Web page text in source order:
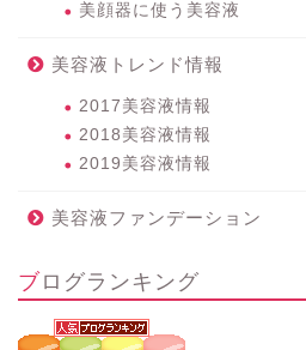
美顔器に使う美容液
美容液トレンド情報
2017美容液情報
2018美容液情報
2019美容液情報
美容液ファンデーション
ブログランキング